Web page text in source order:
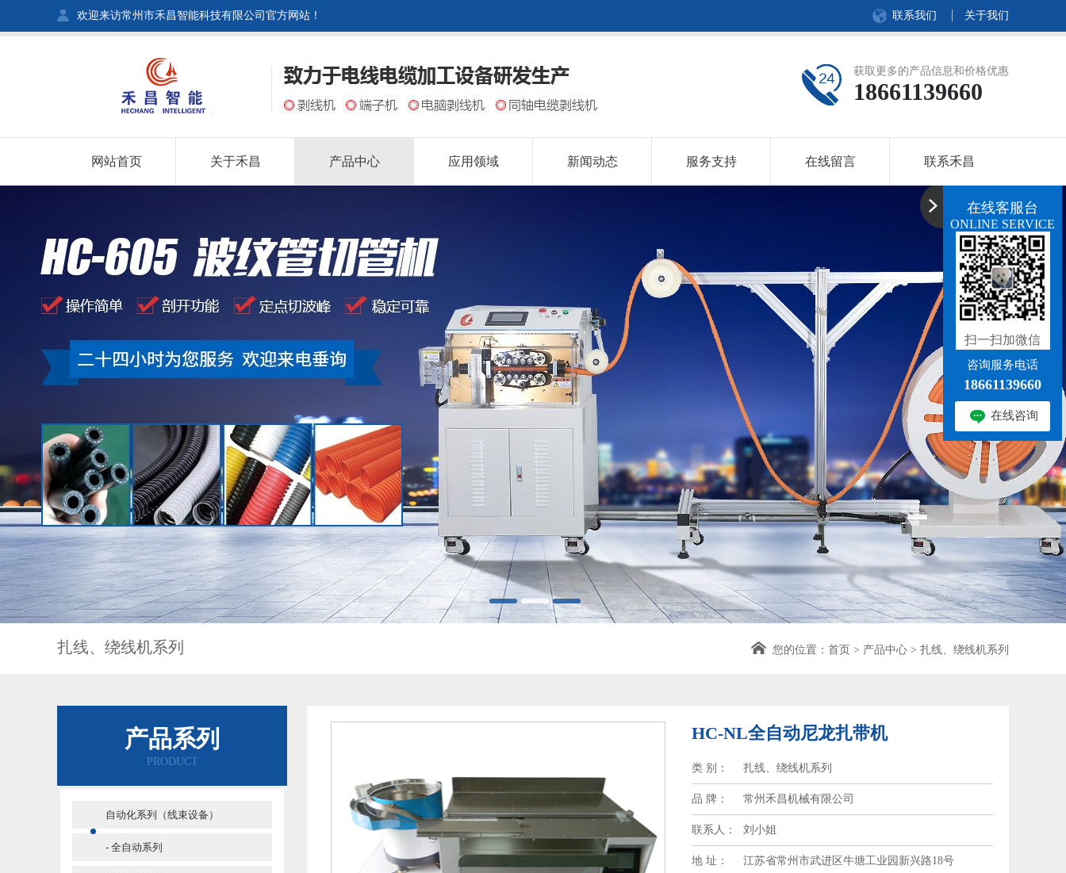
欢迎来访常州市禾昌智能科技有限公司官方网站！ 联系我们 关于我们
获取更多的产品信息和价格优惠
18661139660
网站首页 关于禾昌 产品中心 应用领域 新闻动态 服务支持 在线留言 联系禾昌
扎线、绕线机系列 您的位置： 首页 > 产品中心 > 扎线、绕线机系列
产品系列
PRODUCT
自动化系列（线束设备）
- 全自动系列
HC-NL全自动尼龙扎带机
类 别： 扎线、绕线机系列
品 牌： 常州禾昌机械有限公司
联系人： 刘小姐
地 址： 江苏省常州市武进区牛塘工业园新兴路18号
在线客服台
ONLINE SERVICE
扫一扫加微信
咨询服务电话
18661139660
在线咨询